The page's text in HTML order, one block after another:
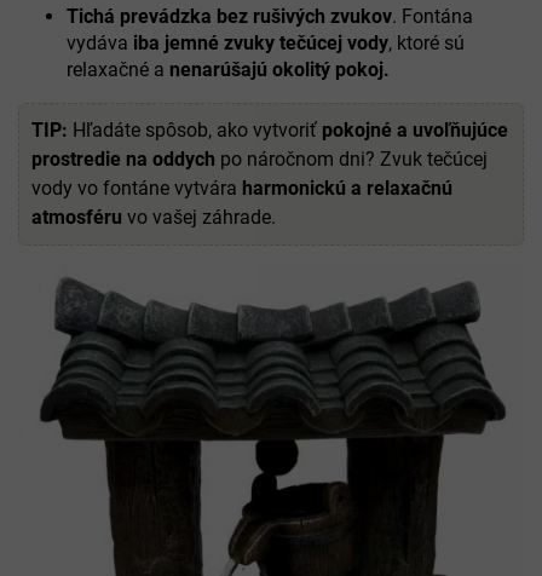
Tichá prevádzka bez rušivých zvukov. Fontána
vydáva iba jemné zvuky tečúcej vody, ktoré sú
relaxačné a nenarúšajú okolitý pokoj.
TIP: Hľadáte spôsob, ako vytvoriť pokojné a uvoľňujúce
prostredie na oddych po náročnom dni? Zvuk tečúcej
vody vo fontáne vytvára harmonickú a relaxačnú
atmosféru vo vašej záhrade.